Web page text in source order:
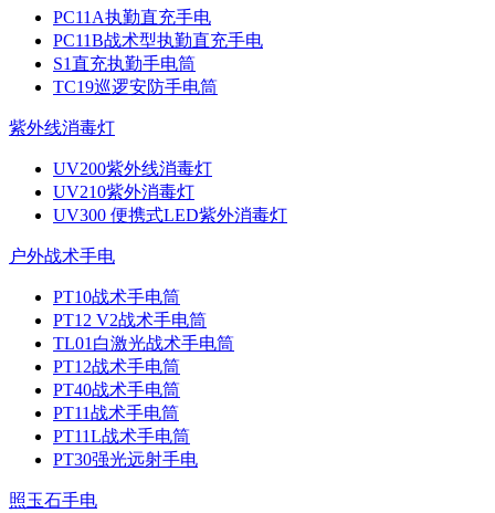
PC11A执勤直充手电
PC11B战术型执勤直充手电
S1直充执勤手电筒
TC19巡逻安防手电筒
紫外线消毒灯
UV200紫外线消毒灯
UV210紫外消毒灯
UV300 便携式LED紫外消毒灯
户外战术手电
PT10战术手电筒
PT12 V2战术手电筒
TL01白激光战术手电筒
PT12战术手电筒
PT40战术手电筒
PT11战术手电筒
PT11L战术手电筒
PT30强光远射手电
照玉石手电